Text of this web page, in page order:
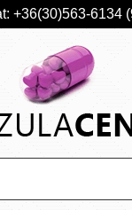
+36(30)563-6134